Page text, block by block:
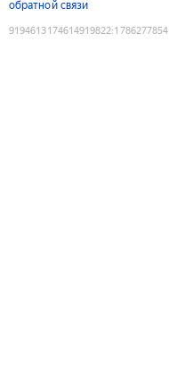
обратной связи
9194613174614919822:1786277854